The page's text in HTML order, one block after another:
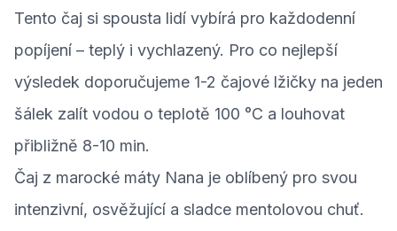
Tento čaj si spousta lidí vybírá pro každodenní
popíjení – teplý i vychlazený. Pro co nejlepší
výsledek doporučujeme 1-2 čajové lžičky na jeden
šálek zalít vodou o teplotě 100 °C a louhovat
přibližně 8-10 min.
Čaj z marocké máty Nana je oblíbený pro svou
intenzivní, osvěžující a sladce mentolovou chuť.